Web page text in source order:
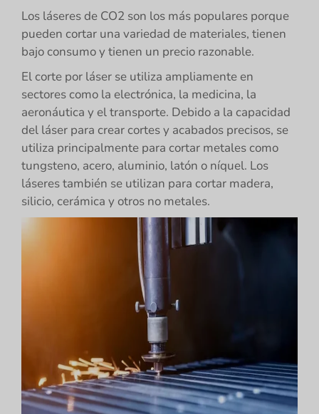
Los láseres de CO2 son los más populares porque
pueden cortar una variedad de materiales, tienen
bajo consumo y tienen un precio razonable.
El corte por láser se utiliza ampliamente en
sectores como la electrónica, la medicina, la
aeronáutica y el transporte. Debido a la capacidad
del láser para crear cortes y acabados precisos, se
utiliza principalmente para cortar metales como
tungsteno, acero, aluminio, latón o níquel. Los
láseres también se utilizan para cortar madera,
silicio, cerámica y otros no metales.